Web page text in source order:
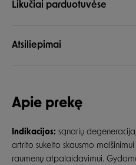
Likučiai parduotuvėse
Atsiliepimai
Apie prekę
Indikacijos: sąnarių
artrito sukelto skausmo
raumenų atpalaidavimui.